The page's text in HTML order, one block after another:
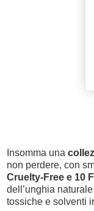
Insomma una
non perdere, con
Cruelty-Free e 10
dell’unghia
tossiche e solventi